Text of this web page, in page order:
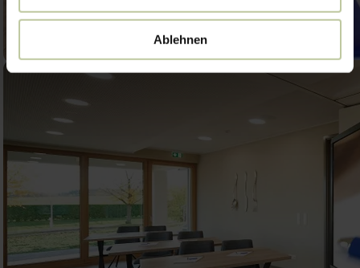
Ablehnen